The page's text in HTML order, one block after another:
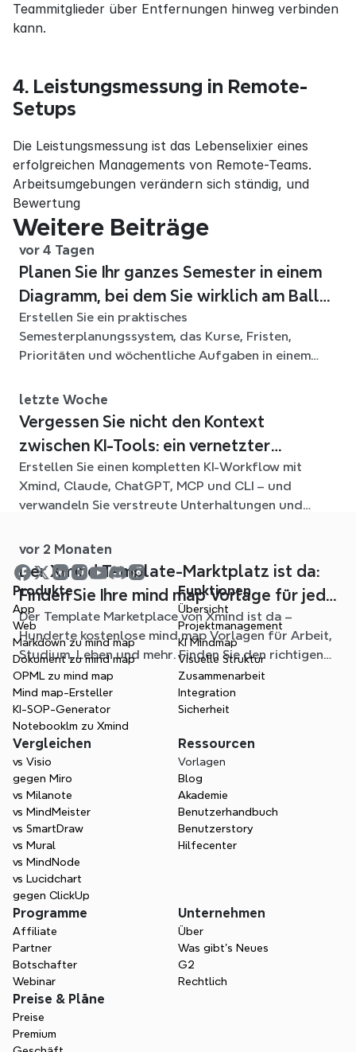
Teammitglieder über Entfernungen hinweg verbinden
kann.
4. Leistungsmessung in Remote-
Setups
Die Leistungsmessung ist das Lebenselixier eines
erfolgreichen Managements von Remote-Teams.
Arbeitsumgebungen verändern sich ständig, und
Bewertung
Weitere Beiträge
vor 4 Tagen
Planen Sie Ihr ganzes Semester in einem
Diagramm, bei dem Sie wirklich am Ball
bleiben
Erstellen Sie ein praktisches
Semesterplanungssystem, das Kurse, Fristen,
Prioritäten und wöchentliche Aufgaben in einem
verbindet.
letzte Woche
Vergessen Sie nicht den Kontext
zwischen KI-Tools: ein vernetzter
Workflow mit Xmind
Erstellen Sie einen kompletten KI-Workflow mit
Xmind, Claude, ChatGPT, MCP und CLI – und
verwandeln Sie verstreute Unterhaltungen und
vor 2 Monaten
Der Xmind Template-Marktplatz ist da:
Finden Sie Ihre mind map Vorlage für jede
Situation
Der Template Marketplace von Xmind ist da –
Hunderte kostenlose mind map Vorlagen für Arbeit,
Studium, Leben und mehr. Finden Sie den richtigen
Einstieg und überspringen Sie das leere Blatt.
Produkte
App
Web
Markdown zu mind map
Dokument zu mind map
OPML zu mind map
Mind map-Ersteller
KI-SOP-Generator
Notebooklm zu Xmind
Funktionen
Übersicht
Projektmanagement
KI Mindmap
Visuelle Struktur
Zusammenarbeit
Integration
Sicherheit
Vergleichen
vs Visio
gegen Miro
vs Milanote
vs MindMeister
vs SmartDraw
vs Mural
vs MindNode
vs Lucidchart
gegen ClickUp
Ressourcen
Vorlagen
Blog
Akademie
Benutzerhandbuch
Benutzerstory
Hilfecenter
Programme
Affiliate
Partner
Botschafter
Webinar
Unternehmen
Über
Was gibt's Neues
G2
Rechtlich
Preise & Pläne
Preise
Premium